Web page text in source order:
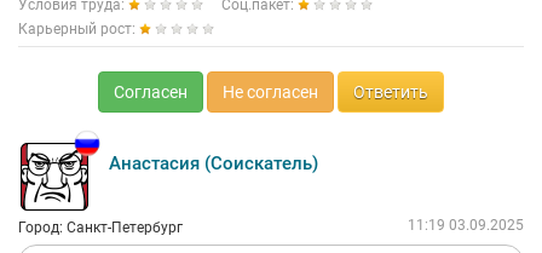
Условия труда:
Соц.пакет:
Карьерный рост:
Согласен Не согласен Ответить
Анастасия (Соискатель)
Город: Санкт-Петербург 11:19 03.09.2025